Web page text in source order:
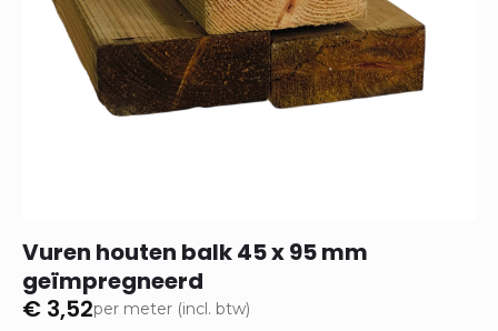
Vuren houten balk 45 x 95 mm
geïmpregneerd
€ 3,52per meter (incl. btw)